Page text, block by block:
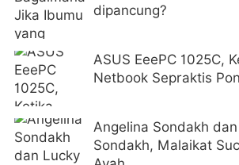
dipancung?
ASUS EeePC 1025C,
Netbook Sepraktis
Angelina Sondakh
Sondakh, Malaikat